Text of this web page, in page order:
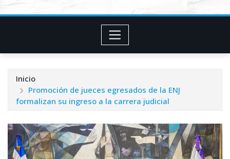
Inicio
Promoción de jueces egresados de la ENJ
formalizan su ingreso a la carrera judicial